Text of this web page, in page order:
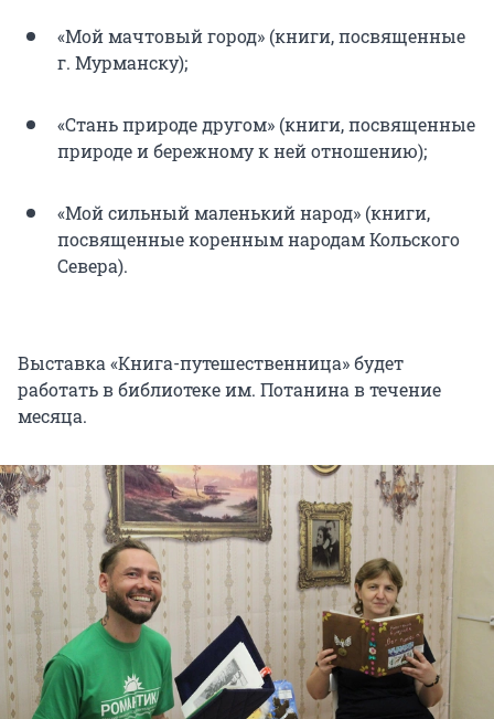
«Мой мачтовый город» (книги, посвященные
г. Мурманску);
«Стань природе другом» (книги, посвященные
природе и бережному к ней отношению);
«Мой сильный маленький народ» (книги,
посвященные коренным народам Кольского
Севера).
Выставка «Книга-путешественница» будет
работать в библиотеке им. Потанина в течение
месяца.